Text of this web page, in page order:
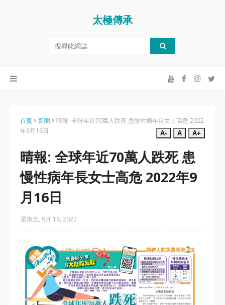
太極傳承
首頁 新聞
晴報: 全球年近70萬人跌死 患慢性病年長女士高危 2022
年9月16日
A- A A+
晴報: 全球年近70萬人跌死 患
慢性病年長女士高危 2022年9
月16日
星期五, 9月 16, 2022